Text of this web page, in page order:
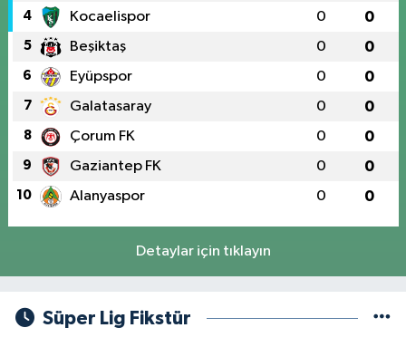
4 Kocaelispor 0 0
5 Beşiktaş 0 0
6 Eyüpspor 0 0
7 Galatasaray 0 0
8 Çorum FK 0 0
9 Gaziantep FK 0 0
10 Alanyaspor 0 0
Detaylar için tıklayın
Süper Lig Fikstür